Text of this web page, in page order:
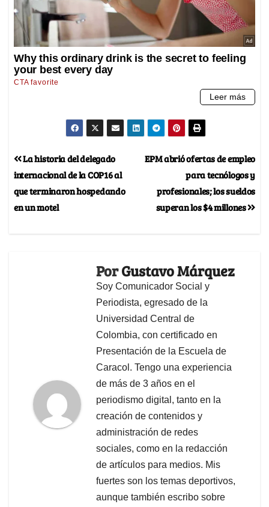
EPM abrió ofertas de empleo
para tecnólogos y
profesionales; los sueldos
superan los $4 millones
La historia del delegado
internacional de la COP16 al
que terminaron hospedando
en un motel
PorGustavo Márquez
Soy Comunicador Social y
Periodista, egresado de la
Universidad Central de
Colombia, con certificado en
Presentación de la Escuela de
Caracol. Tengo una experiencia
de más de 3 años en el
periodismo digital, tanto en la
creación de contenidos y
administración de redes
sociales, como en la redacción
de artículos para medios. Mis
fuertes son los temas deportivos,
aunque también escribo sobre